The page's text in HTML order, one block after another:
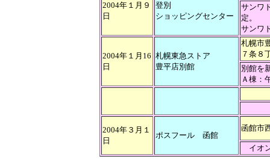
2004年１月９
日
登別
ショッピングセンター
サンワ
定。
サンワ
2004年１月16
日
札幌東急ストア
豊平店別館
札幌市
７条８
別館を
Ａ棟：
2004年３月１
日
ポスフール 函館
函館市
イオ